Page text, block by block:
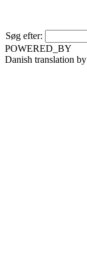
Søg efter:
POWERED_BY
Danish translation by